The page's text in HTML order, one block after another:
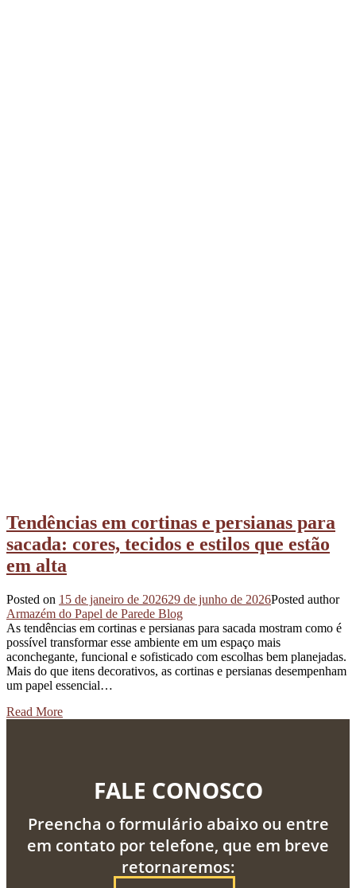
Tendências em cortinas e persianas para
sacada: cores, tecidos e estilos que estão
em alta
Posted on 15 de janeiro de 202629 de junho de 2026Posted author
Armazém do Papel de Parede Blog
As tendências em cortinas e persianas para sacada mostram como é
possível transformar esse ambiente em um espaço mais
aconchegante, funcional e sofisticado com escolhas bem planejadas.
Mais do que itens decorativos, as cortinas e persianas desempenham
um papel essencial…
Read More
FALE CONOSCO
Preencha o formulário abaixo ou entre
em contato por telefone, que em breve
retornaremos: